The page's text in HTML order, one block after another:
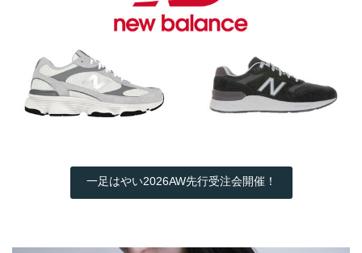
一足はやい2026AW先行受注会開催！